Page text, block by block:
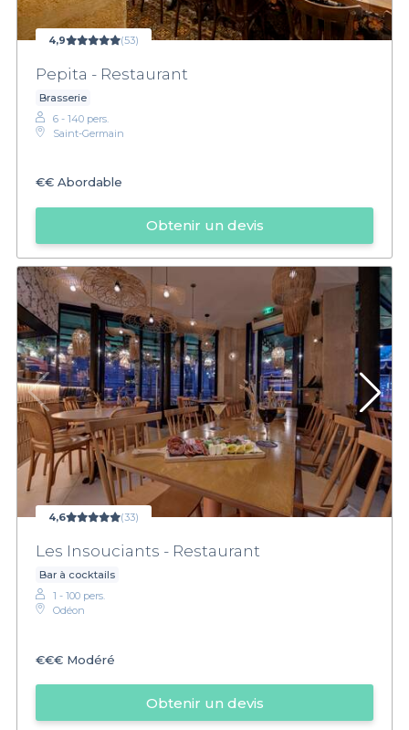
6e arrondissement et faites de votre événement un moment
mémorable.
4,9 (53)
Pepita - Restaurant
Brasserie
6 - 140 pers.
Saint-Germain
€€ Abordable
Obtenir un devis
4,6 (33)
Les Insouciants - Restaurant
Bar à cocktails
1 - 100 pers.
Odéon
€€€ Modéré
Obtenir un devis